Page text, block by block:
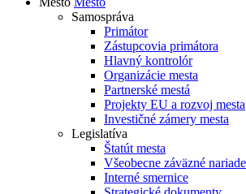
Samospráva
Primátor
Zástupcovia primátora
Hlavný kontrolór
Organizácie mesta
Partnerské mestá
Projekty EU a rozvoj mesta
Investičné zámery mesta
Legislatíva
Štatút mesta
Všeobecne záväzné
Interné smernice